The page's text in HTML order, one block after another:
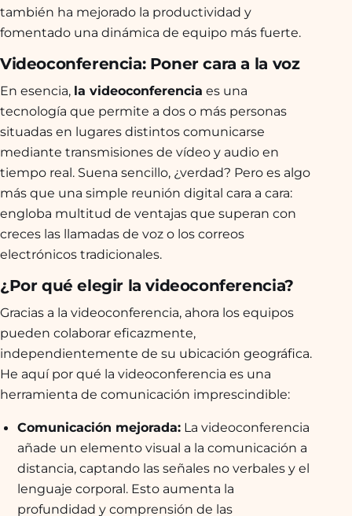
también ha mejorado la productividad y
fomentado una dinámica de equipo más fuerte.
Videoconferencia: Poner cara a la voz
En esencia, la videoconferencia es una
tecnología que permite a dos o más personas
situadas en lugares distintos comunicarse
mediante transmisiones de vídeo y audio en
tiempo real. Suena sencillo, ¿verdad? Pero es algo
más que una simple reunión digital cara a cara:
engloba multitud de ventajas que superan con
creces las llamadas de voz o los correos
electrónicos tradicionales.
¿Por qué elegir la videoconferencia?
Gracias a la videoconferencia, ahora los equipos
pueden colaborar eficazmente,
independientemente de su ubicación geográfica.
He aquí por qué la videoconferencia es una
herramienta de comunicación imprescindible:
Comunicación mejorada:La videoconferencia
añade un elemento visual a la comunicación a
distancia, captando las señales no verbales y el
lenguaje corporal. Esto aumenta la
profundidad y comprensión de las